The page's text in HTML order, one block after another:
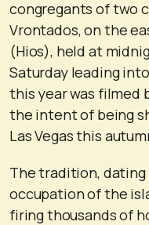
congregants of two
Vrontados, on the
(Hios), held at
Saturday leading
this year was filmed
the intent of being
Las Vegas this
The tradition,
occupation of the
firing thousands of